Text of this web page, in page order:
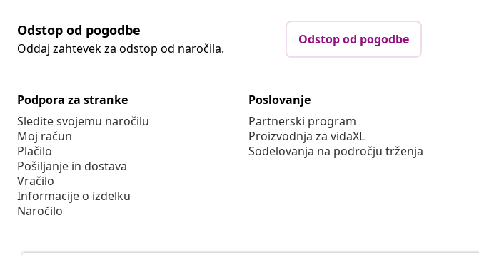
Odstop od pogodbe
Oddaj zahtevek za odstop od naročila.
Odstop od pogodbe
Podpora za stranke
Sledite svojemu naročilu
Moj račun
Plačilo
Pošiljanje in dostava
Vračilo
Informacije o izdelku
Naročilo
Poslovanje
Partnerski program
Proizvodnja za vidaXL
Sodelovanja na področju trženja